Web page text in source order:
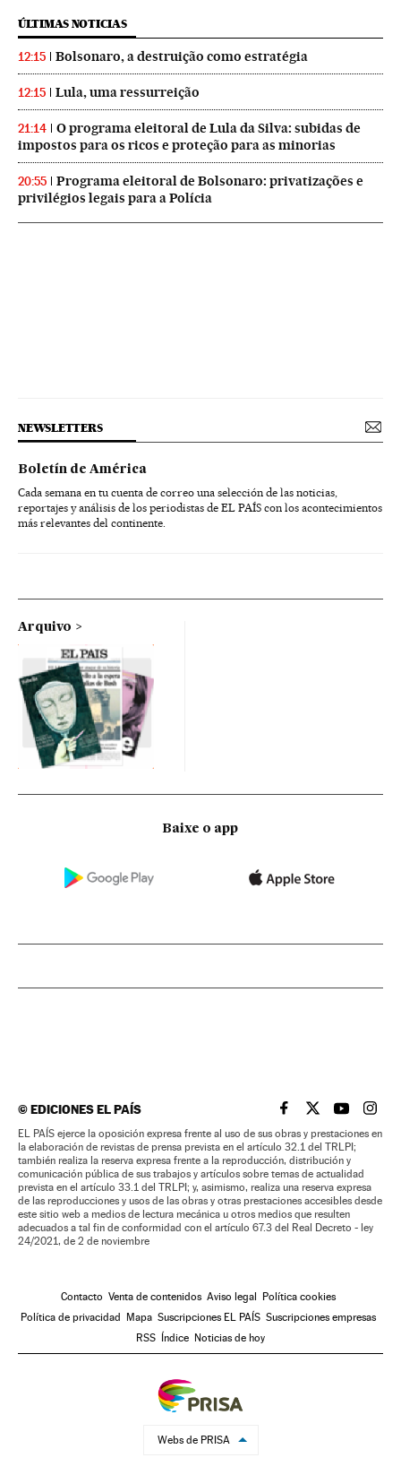
ÚLTIMAS NOTICIAS
12:15 Bolsonaro, a destruição como estratégia
12:15 Lula, uma ressurreição
21:14
O programa eleitoral de Lula da Silva: subidas de
impostos para os ricos e proteção para as minorias
20:55
Programa eleitoral de Bolsonaro: privatizações e
privilégios legais para a Polícia
NEWSLETTERS
Boletín de América
Cada semana en tu cuenta de correo una selección de las noticias,
reportajes y análisis de los periodistas de EL PAÍS con los acontecimientos
más relevantes del continente.
Arquivo
Baixe o app
©EDICIONES EL PAÍS EL PAÍS BRASIL EN
EL PAÍSEL PAÍS
EL
EL PAÍS ejerce la oposición expresa frente al uso de sus obras y prestaciones en
la elaboración de revistas de prensa prevista en el artículo 32.1 del TRLPI;
también realiza la reserva expresa frente a la reproducción, distribución y
comunicación pública de sus trabajos y artículos sobre temas de actualidad
prevista en el artículo 33.1 del TRLPI; y, asimismo, realiza una reserva expresa
de las reproducciones y usos de las obras y otras prestaciones accesibles desde
este sitio web a medios de lectura mecánica u otros medios que resulten
adecuados a tal fin de conformidad con el artículo 67.3 del Real Decreto - ley
24/2021, de 2 de noviembre
Contacto Venta de contenidos Aviso legal
Política cookies
Política de privacidad
Mapa Suscripciones EL PAÍS Suscripciones empresas
RSS
Índice Noticias de hoy
Webs de PRISA